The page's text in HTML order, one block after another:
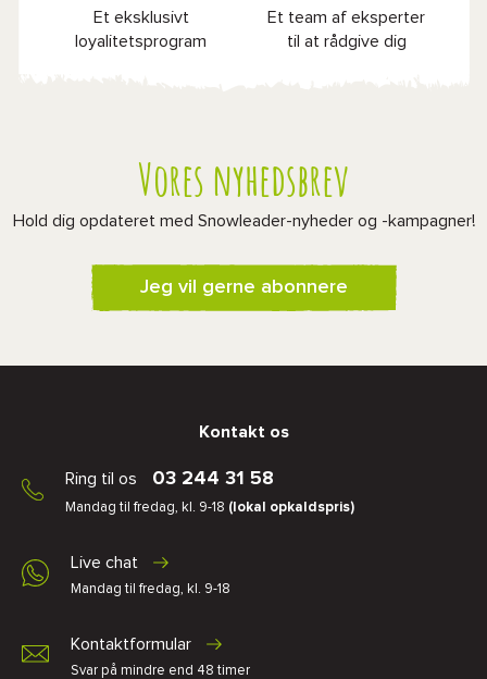
Et eksklusivt
loyalitetsprogram
Et team af eksperter
til at rådgive dig
Vores nyhedsbrev
Hold dig opdateret med Snowleader-nyheder og -kampagner!
Jeg vil gerne abonnere
Kontakt os
Ring til os 03 244 31 58
Mandag til fredag, kl. 9-18 (lokal opkaldspris)
Live chat
Mandag til fredag, kl. 9-18
Kontaktformular
Svar på mindre end 48 timer